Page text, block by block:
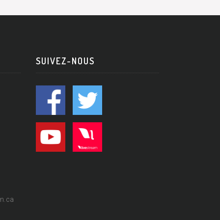
SUIVEZ-NOUS